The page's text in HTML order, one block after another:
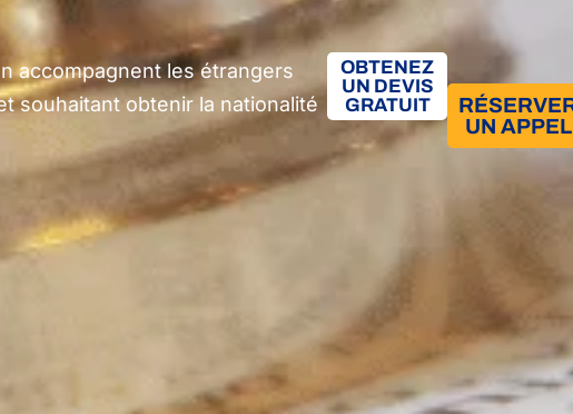
accompagnent les étrangers
souhaitant obtenir la nationalité
OBTENEZ
UN DEVIS
GRATUIT
UN APPEL